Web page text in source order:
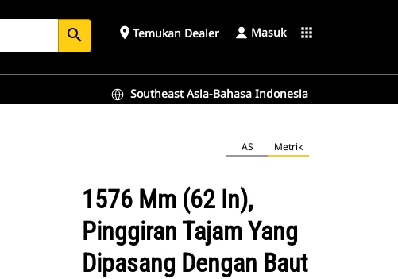
search place Temukan Dealer Masuk apps
Southeast Asia-Bahasa Indonesia
AS Metrik
1576 Mm (62 In),
Pinggiran Tajam Yang
Dipasang Dengan Baut